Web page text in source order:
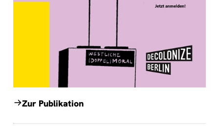
Zur Publikation